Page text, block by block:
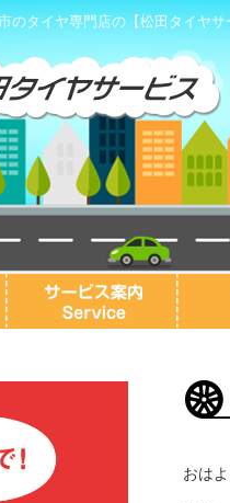
のタイヤ専門店の【松田タイヤ
おは